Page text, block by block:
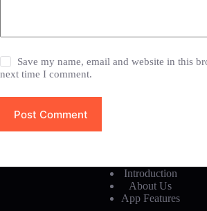
Save my name, email and website in this
next time I comment.
Post Comment
Introduction
About Us
App Features